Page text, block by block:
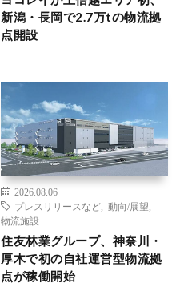
新潟・長岡で2.7万tの物流拠
点開設
2026.08.06
プレスリリースなど
動向/展望
物流施設
住友林業グループ、神奈川・
厚木で初の自社運営型物流拠
点が稼働開始